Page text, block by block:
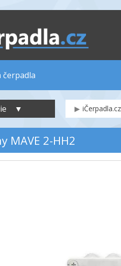
čerpadla
▼ iČerpadla.cz
MAVE 2-HH2